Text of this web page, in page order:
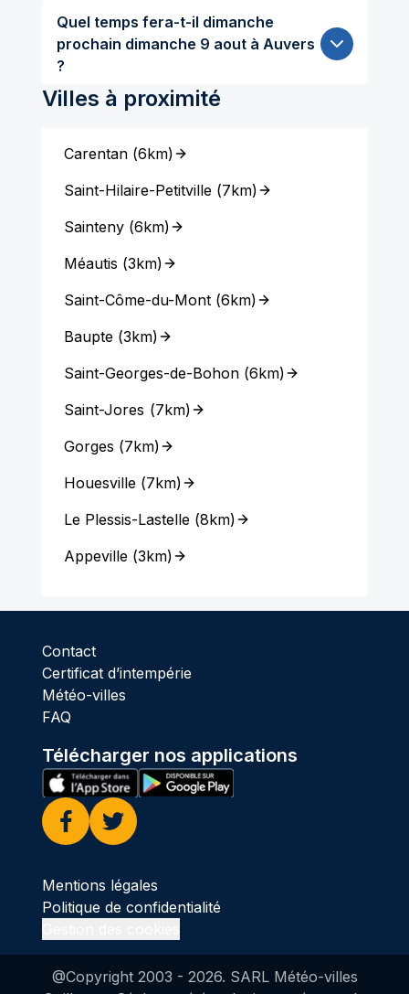
Quel temps fera-t-il dimanche
prochain dimanche 9 aout à Auvers
?
Villes à proximité
Carentan(6km)
Saint-Hilaire-Petitville(7km)
Sainteny(6km)
Méautis (3km)
Saint-Côme-du-Mont(6km)
Baupte(3km)
Saint-Georges-de-Bohon(6km)
Saint-Jores (7km)
Gorges (7km)
Houesville(7km)
Le Plessis-Lastelle(8km)
Appeville(3km)
Contact
Certificat d’intempérie
Météo-villes
FAQ
Télécharger nos applications
Facebook
Twitter
Mentions légales
Politique de confidentialité
@Copyright 2003 - 2026. SARL Météo-villes